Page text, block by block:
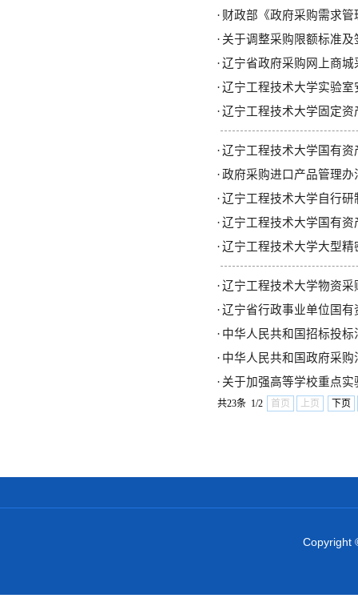
· 财政部《政府采购需求管
· 关于调整采购限额标准
·辽宁省政府采购网上商
·辽宁工程技术大学实验室
·辽宁工程技术大学固定
·辽宁工程技术大学国有资
· 政府采购进口产品管理办
·辽宁工程技术大学自行
·辽宁工程技术大学国有资
·辽宁工程技术大学大型
·辽宁工程技术大学物资
·辽宁省行政事业单位国有
· 中华人民共和国招标投标
· 中华人民共和国政府采购
· 关于加强高等学校重点
共23条 1/2 首页 上页 下页
Copyright